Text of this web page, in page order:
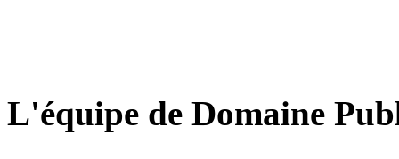
L'équipe de Domaine